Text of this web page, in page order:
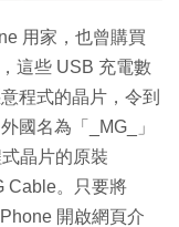
用家，也曾購買
這些 USB 充電數
程式的晶片，令到
國名為「_MG_」
晶片的原裝
Cable。只要將
開啟網頁介